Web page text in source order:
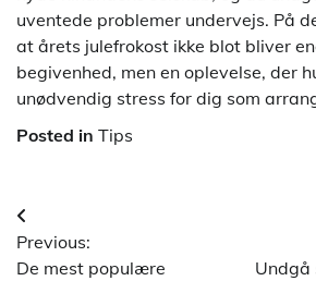
uventede problemer undervejs. På
at årets julefrokost ikke blot bliver
begivenhed, men en oplevelse, der
unødvendig stress for dig som
Posted in Tips
Indlægsnavigation
Previous:
De mest populære
Undgå